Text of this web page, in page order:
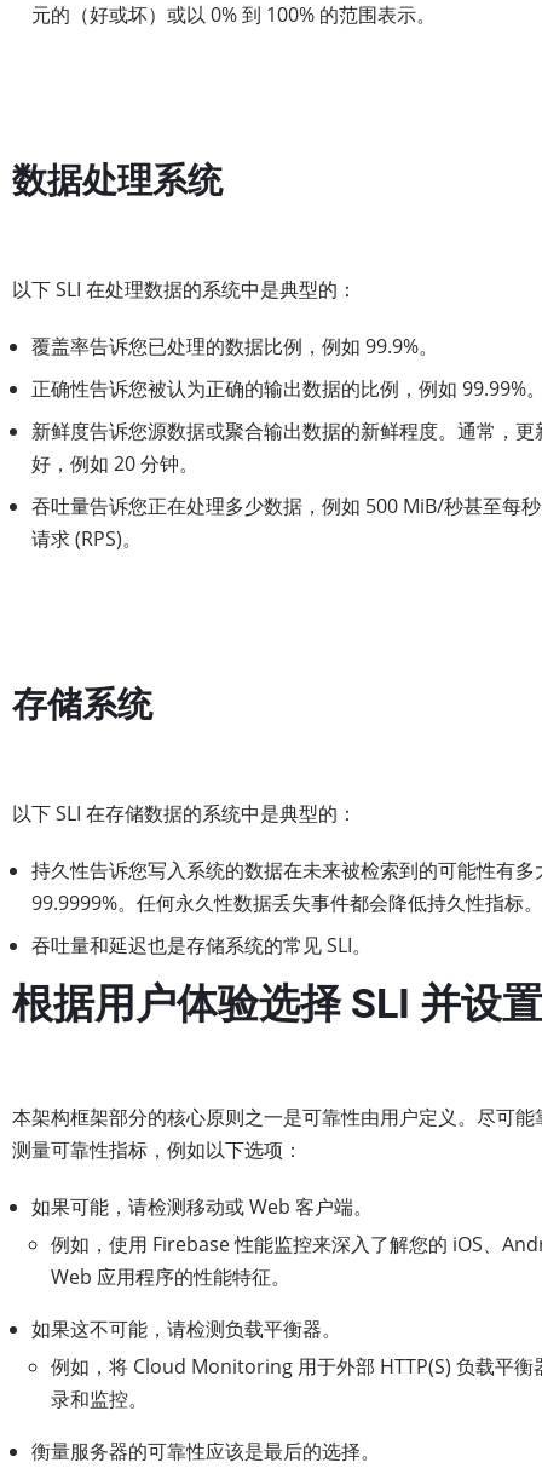
元的（好或坏）或以 0% 到 100% 的范围表示。
数据处理系统
以下 SLI 在处理数据的系统中是典型的：
覆盖率告诉您已处理的数据比例，例如 99.9%。
正确性告诉您被认为正确的输出数据的比例，例如 99.99%
新鲜度告诉您源数据或聚合输出数据的新鲜程度。通常，更
好，例如 20 分钟。
吞吐量告诉您正在处理多少数据，例如 500 MiB/秒甚至每
请求 (RPS)。
存储系统
以下 SLI 在存储数据的系统中是典型的：
持久性告诉您写入系统的数据在未来被检索到的可能性有多
99.9999%。任何永久性数据丢失事件都会降低持久性指标。
吞吐量和延迟也是存储系统的常见 SLI。
根据用户体验选择 SLI 并设
本架构框架部分的核心原则之一是可靠性由用户定义。尽可能
测量可靠性指标，例如以下选项：
如果可能，请检测移动或 Web 客户端。
例如，使用 Firebase 性能监控来深入了解您的 iOS、
Web 应用程序的性能特征。
如果这不可能，请检测负载平衡器。
例如，将 Cloud Monitoring 用于外部 HTTP(S) 负载平衡
录和监控。
衡量服务器的可靠性应该是最后的选择。